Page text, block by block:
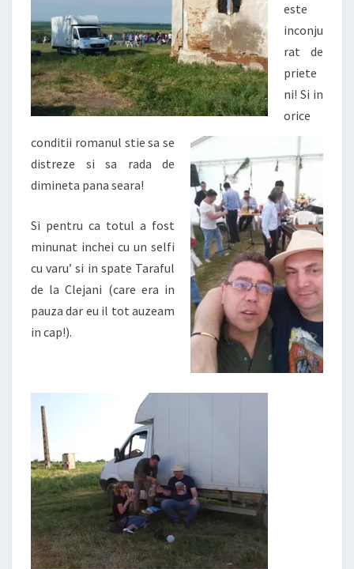
este
inconju
rat de
priete
ni! Si in
orice
conditii romanul stie sa se
distreze si sa rada de
dimineta pana seara!
Si pentru ca totul a fost
minunat inchei cu un selfi
cu varu’ si in spate Taraful
de la Clejani (care era in
pauza dar eu il tot auzeam
in cap!).